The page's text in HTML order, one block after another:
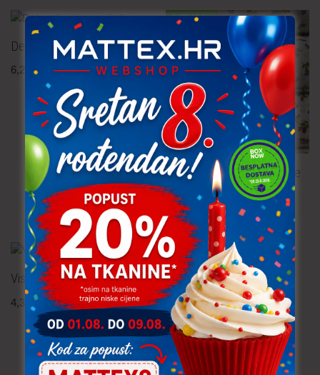
Dekor tkanina – cvijeće
6,20 € uključ. PDV po metru
NOVO!
Pamučna tkanina – cvijeće
4,30 uključ. PDV po metru
Viskozna tkanina – cvijeće
4,30 € uključ. PDV po metru
Popelin – cvijeće
6,90€ uključ. PDV po metru